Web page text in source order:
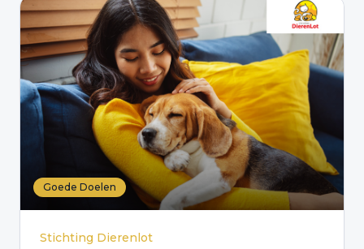
Goede Doelen
Stichting Dierenlot